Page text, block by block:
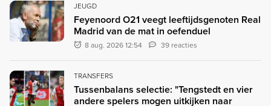
JEUGD
Feyenoord O21 veegt leeftijdsgenoten Real
Madrid van de mat in oefenduel
8 aug. 2026 12:54 39 reacties
TRANSFERS
Tussenbalans selectie: "Tengstedt en vier
andere spelers mogen uitkijken naar